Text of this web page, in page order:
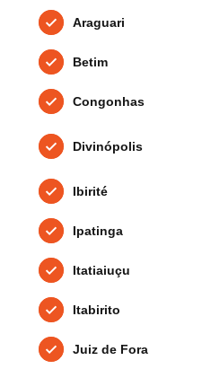
Araguari
Betim
Congonhas
Divinópolis
Ibirité
Ipatinga
Itatiaiuçu
Itabirito
Juiz de Fora